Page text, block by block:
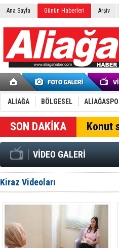
Ana Sayfa Günün Haberleri Arşiv
ALİAĞA BÖLGESEL
SON DAKİKA Konut
VİDEO GALERİ
Kiraz Videoları